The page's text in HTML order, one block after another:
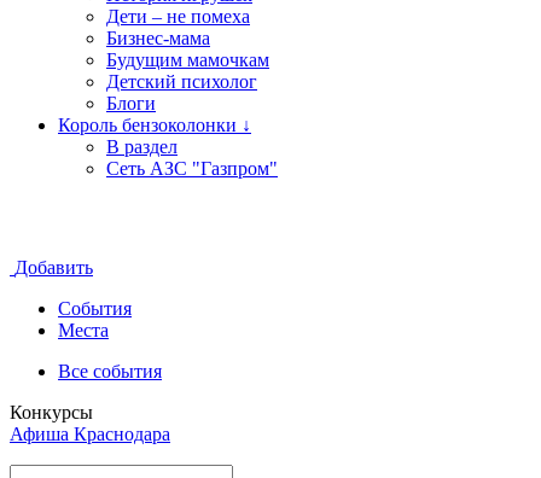
Дети – не помеха
Бизнес-мама
Будущим мамочкам
Детский психолог
Блоги
Король бензоколонки ↓
В раздел
Сеть АЗС "Газпром"
Добавить
События
Места
Все события
Конкурсы
Афиша Краснодара